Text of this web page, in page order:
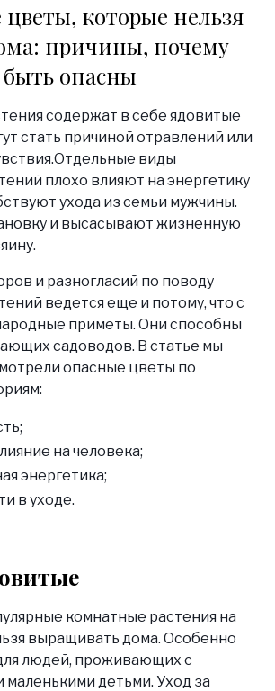
которые нельзя
причины, почему
опасны
содержат в себе ядовитые
стать причиной отравлений или
виды
плохо влияют на энергетику
ухода из семьи мужчины.
и высасывают жизненную
и разногласий по поводу
ведется еще и потому, что с
приметы. Они способны
садоводов. В статье мы
опасные цветы по
на человека;
энергетика;
в уходе.
комнатные растения на
выращивать дома. Особенно
людей, проживающих с
детьми. Уход за